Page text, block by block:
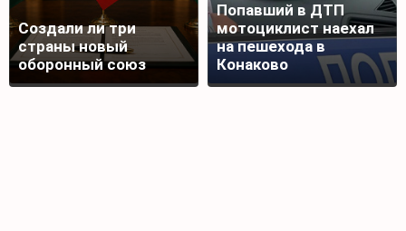
Создали ли три
страны новый
оборонный союз
Попавший в ДТП
мотоциклист наехал
на пешехода в
Конаково